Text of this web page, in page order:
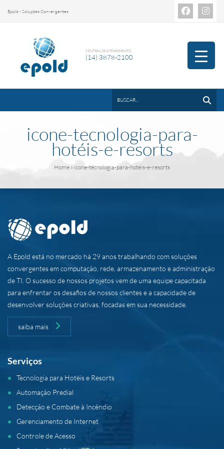
Epold - Soluções Convergentes
CENTRAL DE ATENDIMENTO
(14) 3878-2100
icone-tecnologia-para-
hotéis-e-resorts
Home » icone-tecnologia-para-hotéis-e-resorts
A Epold está no mercado há 29 anos trabalhando com soluções
convergentes em computação, rede, armazenamento e administração
de TI. O sucesso de nossos projetos vem de uma equipe capacitada
para enfrentar os desafios de nossos clientes e a capacidade de
desenvolver soluções criativas, focadas em sua necessidade.
saiba mais
Serviços
Tecnologia para Hotéis e Resorts
Automação Predial
Detecção e Combate à Incêndio
Gerenciamento de Internet
Controle de Acesso